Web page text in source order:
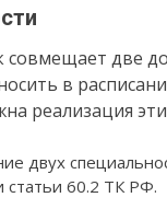
совмещает две
в
реализация
двух
статьи 60.2 ТК РФ.